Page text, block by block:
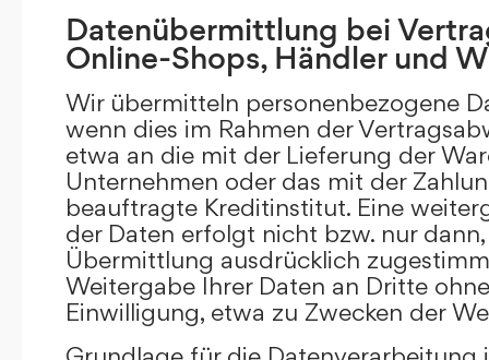
Datenübermittlung bei
Online-Shops, Händler und
Wir übermitteln personenbezogene
wenn dies im Rahmen der
etwa an die mit der Lieferung der
Unternehmen oder das mit der
beauftragte Kreditinstitut. Eine
der Daten erfolgt nicht bzw. nur
Übermittlung ausdrücklich
Weitergabe Ihrer Daten an Dritte
Einwilligung, etwa zu Zwecken der